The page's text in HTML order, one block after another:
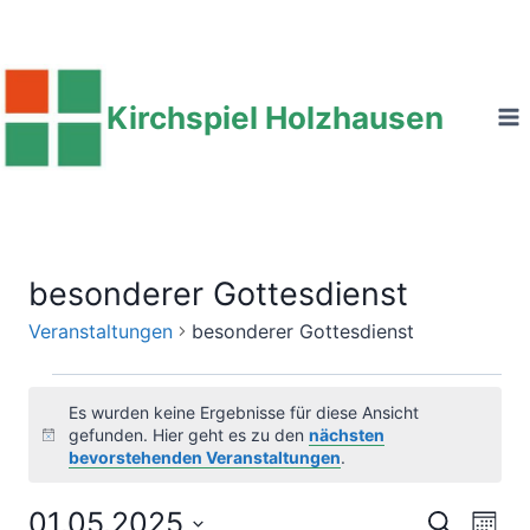
springen
Kirchspiel Holzhausen
besonderer Gottesdienst
Veranstaltungen besonderer Gottesdienst
Veranstaltungen
Hinweis
Es wurden keine Ergebnisse für diese Ansicht
gefunden. Hier geht es zu den nächsten
bevorstehenden Veranstaltungen.
Suche
01.05.2025